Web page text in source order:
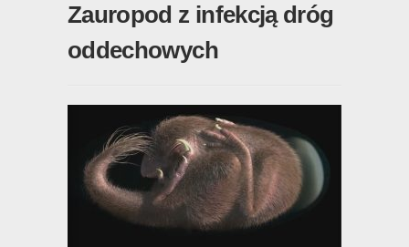
Zauropod z infekcją dróg
oddechowych